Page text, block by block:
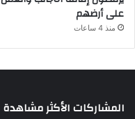
على أرضهم
منذ 4 ساعات
المشاركات الأكثر مشاهدة